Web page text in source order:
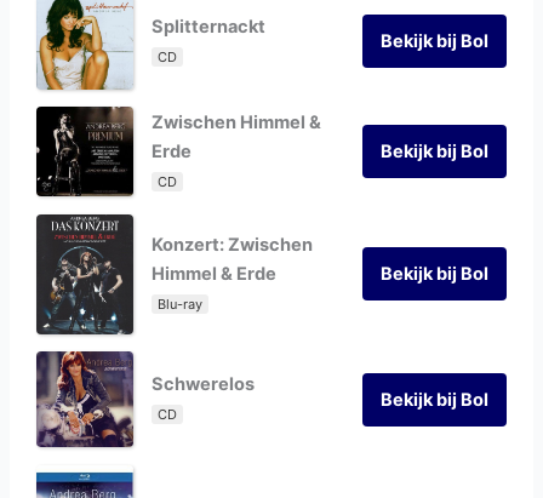
Splitternackt
CD
Bekijk bij Bol
Zwischen Himmel &
Erde
CD
Bekijk bij Bol
Konzert: Zwischen
Himmel & Erde
Blu-ray
Bekijk bij Bol
Schwerelos
CD
Bekijk bij Bol